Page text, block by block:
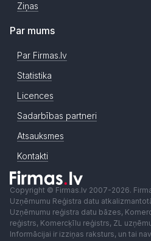
Ziņas
Par mums
Par Firmas.lv
Statistika
Licences
Sadarbības partneri
Atsauksmes
Kontakti
Copyright © Firmas.lv 2007-2026.
Uzņēmumu Reģistra datu
Uzņēmumu reģistra datu bāzes,
reģistrs, Komercķīlu reģistrs, ZL
Informācijai ir izziņas raksturs, un tai